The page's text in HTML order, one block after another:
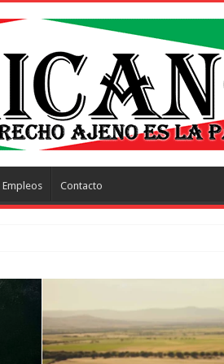
Empleos Contacto
muertos y pide jus